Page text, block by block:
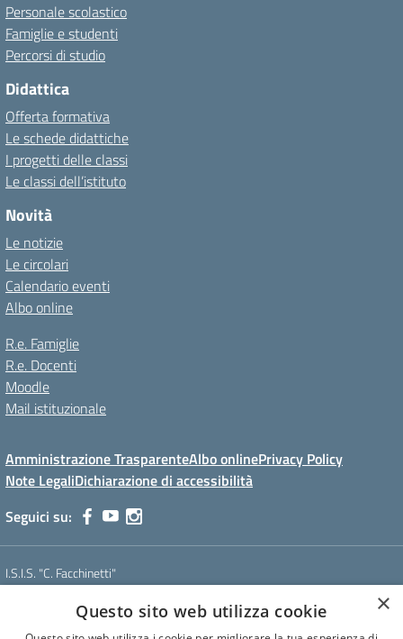
Personale scolastico
Famiglie e studenti
Percorsi di studio
Didattica
Offerta formativa
Le schede didattiche
I progetti delle classi
Le classi dell’istituto
Novità
Le notizie
Le circolari
Calendario eventi
Albo online
R.e. Famiglie
R.e. Docenti
Moodle
Mail istituzionale
Amministrazione TrasparenteAlbo onlinePrivacy Policy
Note LegaliDichiarazione di accessibilità
Seguici su:
I.S.I.S. "C. Facchinetti"
Tel. 0331 635718 - E-mail: vais01900e@istruzione.it - Pec:
vais01900e@pec.istruzione.it
×
Questo sito web utilizza cookie